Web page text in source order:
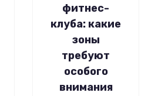
фитнес-
клуба: какие
зоны
требуют
особого
внимания